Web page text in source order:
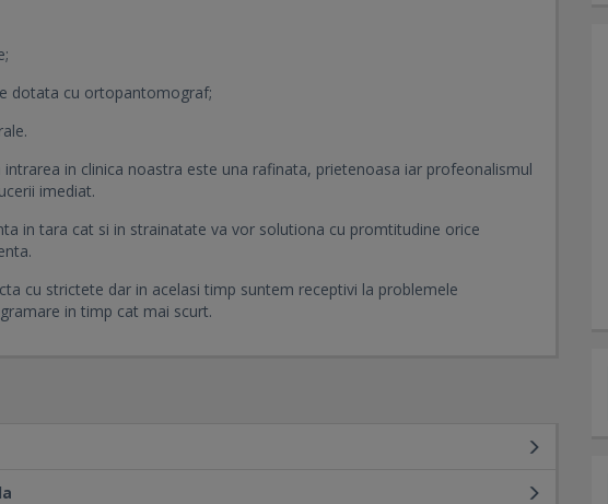
dotata cu ortopantomograf;
in clinica noastra este una rafinata, prietenoasa iar profeonalismul
imediat.
in tara cat si in strainatate va vor solutiona cu promtitudine orice
cu strictete dar in acelasi timp suntem receptivi la problemele
in timp cat mai scurt.